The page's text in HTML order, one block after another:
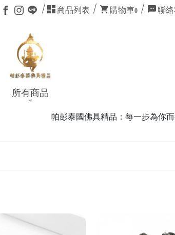
商品列表 購物車0 聯
所有商品
泰國佛具精品：每一步為你而行，每一尊為